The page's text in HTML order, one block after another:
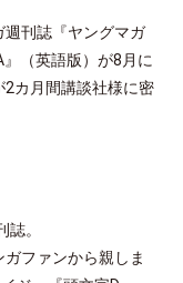
週刊誌『ヤングマガ
（英語版）が8月に
カ月間講談社様に密
。
ファンから親しま